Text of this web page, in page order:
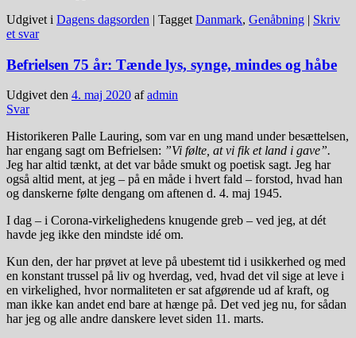
Udgivet i Dagens dagsorden | Tagget Danmark, Genåbning | Skriv
et svar
Befrielsen 75 år: Tænde lys, synge, mindes og håbe
Udgivet den 4. maj 2020 afadmin
Svar
Historikeren Palle Lauring, som var en ung mand under besættelsen,
har engang sagt om Befrielsen: ”Vi følte, at vi fik et land i gave”.
Jeg har altid tænkt, at det var både smukt og poetisk sagt. Jeg har
også altid ment, at jeg – på en måde i hvert fald – forstod, hvad han
og danskerne følte dengang om aftenen d. 4. maj 1945.
I dag – i Corona-virkelighedens knugende greb – ved jeg, at dét
havde jeg ikke den mindste idé om.
Kun den, der har prøvet at leve på ubestemt tid i usikkerhed og med
en konstant trussel på liv og hverdag, ved, hvad det vil sige at leve i
en virkelighed, hvor normaliteten er sat afgørende ud af kraft, og
man ikke kan andet end bare at hænge på. Det ved jeg nu, for sådan
har jeg og alle andre danskere levet siden 11. marts.